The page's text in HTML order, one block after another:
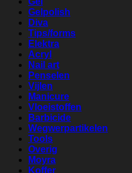
Gelpolish
Diva
Tips/forms
Elektra
Acryl
Nail art
Penselen
Vijlen
Manicure
Vloeistoffen
Barbicide
Wegwerpartikelen
Tools
Overig
Moyra
Koffer